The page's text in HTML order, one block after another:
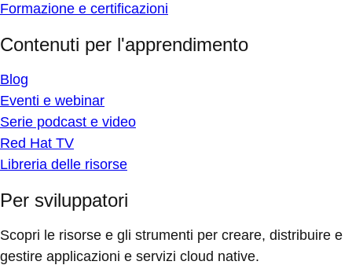
Formazione e certificazioni
Contenuti per l'apprendimento
Blog
Eventi e webinar
Serie podcast e video
Red Hat TV
Libreria delle risorse
Per sviluppatori
Scopri le risorse e gli strumenti per creare, distribuire e
gestire applicazioni e servizi cloud native.